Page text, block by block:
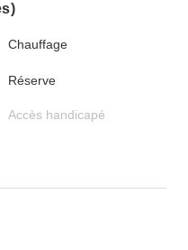
Chauffage
Réserve
Accès handicapé